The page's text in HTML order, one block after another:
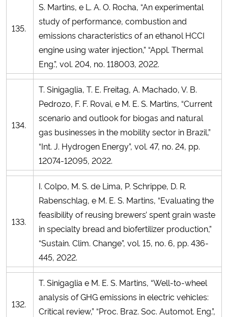
135.
S. Martins, e L. A. O. Rocha, “An experimental
study of performance, combustion and
emissions characteristics of an ethanol HCCI
engine using water injection,” “Appl. Thermal
Eng.”, vol. 204, no. 118003, 2022.
134.
T. Sinigaglia, T. E. Freitag, A. Machado, V. B.
Pedrozo, F. F. Rovai, e M. E. S. Martins, “Current
scenario and outlook for biogas and natural
gas businesses in the mobility sector in Brazil,”
“Int. J. Hydrogen Energy”, vol. 47, no. 24, pp.
12074-12095, 2022.
133.
I. Colpo, M. S. de Lima, P. Schrippe, D. R.
Rabenschlag, e M. E. S. Martins, “Evaluating the
feasibility of reusing brewers’ spent grain waste
in specialty bread and biofertilizer production,”
“Sustain. Clim. Change”, vol. 15, no. 6, pp. 436-
445, 2022.
132.
T. Sinigaglia e M. E. S. Martins, “Well-to-wheel
analysis of GHG emissions in electric vehicles:
Critical review,” “Proc. Braz. Soc. Automot. Eng.”,